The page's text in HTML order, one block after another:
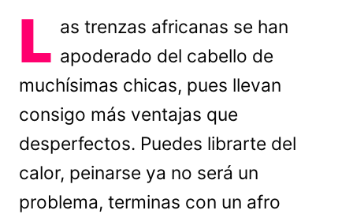
L as trenzas africanas se han
apoderado del cabello de
muchísimas chicas, pues llevan
consigo más ventajas que
desperfectos. Puedes librarte del
calor, peinarse ya no será un
problema, terminas con un afro